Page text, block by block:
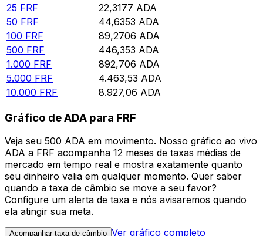
25 FRF 22,3177 ADA
50 FRF 44,6353 ADA
100 FRF 89,2706 ADA
500 FRF 446,353 ADA
1.000 FRF 892,706 ADA
5.000 FRF 4.463,53 ADA
10.000 FRF 8.927,06 ADA
Gráfico de ADA para FRF
Veja seu 500 ADA em movimento. Nosso gráfico ao vivo
ADA a FRF acompanha 12 meses de taxas médias de
mercado em tempo real e mostra exatamente quanto
seu dinheiro valia em qualquer momento. Quer saber
quando a taxa de câmbio se move a seu favor?
Configure um alerta de taxa e nós avisaremos quando
ela atingir sua meta.
Acompanhar taxa de câmbio Ver gráfico completo